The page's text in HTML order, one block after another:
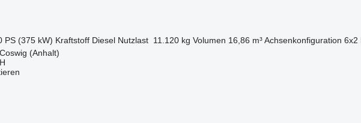
PS (375 kW) Kraftstoff Diesel Nutzlast 11.120 kg Volumen 16,86 m³ Achsenkonfiguration 6x2
(Anhalt)